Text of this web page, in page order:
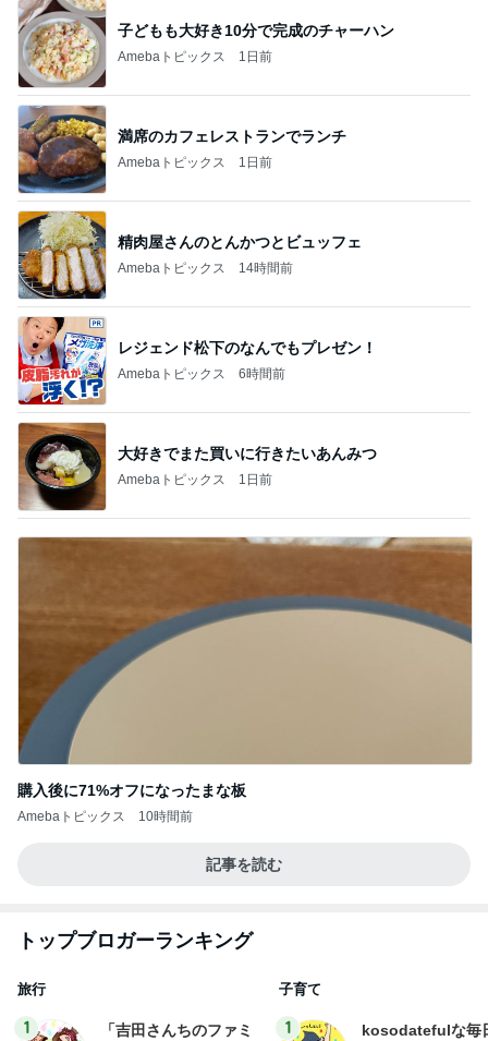
子どもも大好き10分で完成のチャーハン
Amebaトピックス 1日前
満席のカフェレストランでランチ
Amebaトピックス 1日前
精肉屋さんのとんかつとビュッフェ
Amebaトピックス 14時間前
レジェンド松下のなんでもプレゼン！
Amebaトピックス 6時間前
大好きでまた買いに行きたいあんみつ
Amebaトピックス 1日前
購入後に71%オフになったまな板
Amebaトピックス 10時間前
記事を読む
トップブロガーランキング
旅行
1
「吉田さんちのファミ
子育て
1
kosodatefulな毎